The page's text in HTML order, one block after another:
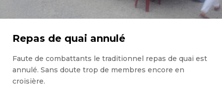
Repas de quai annulé
Faute de combattants le traditionnel repas de quai est
annulé. Sans doute trop de membres encore en
croisière.